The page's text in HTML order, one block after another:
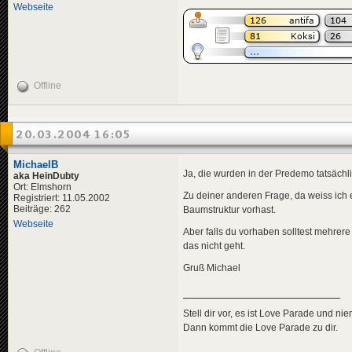
Webseite
Offline
20.03.2004 16:05
MichaelB
aka HeinDubty
Ort: Elmshorn
Registriert: 11.05.2002
Beiträge: 262
Webseite
Ja, die wurden in der Predemo
Zu deiner anderen Frage, da weiss
Baumstruktur vorhast.
Aber falls du vorhaben solltest
das nicht geht.
Gruß Michael
Stell dir vor, es ist Love Parade und
Dann kommt die Love Parade zu dir.